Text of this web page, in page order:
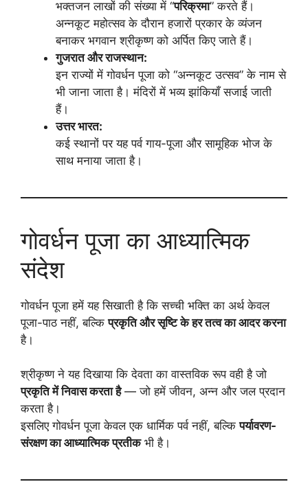
भक्तजन लाखों की संख्या में “परिक्रमा” करते हैं।
अन्नकूट महोत्सव के दौरान हजारों प्रकार के व्यंजन
बनाकर भगवान श्रीकृष्ण को अर्पित किए जाते हैं।
गुजरात और राजस्थान:
इन राज्यों में गोवर्धन पूजा को “अन्नकूट उत्सव” के नाम से
भी जाना जाता है। मंदिरों में भव्य झांकियाँ सजाई जाती
हैं।
उत्तर भारत:
कई स्थानों पर यह पर्व गाय-पूजा और सामूहिक भोज के
साथ मनाया जाता है।
गोवर्धन पूजा का आध्यात्मिक
संदेश
गोवर्धन पूजा हमें यह सिखाती है कि सच्ची भक्ति का अर्थ केवल
पूजा-पाठ नहीं, बल्किप्रकृति और सृष्टि के हर तत्व का आदर करना
है।
श्रीकृष्ण ने यह दिखाया कि देवता का वास्तविक रूप वही है जो
प्रकृति में निवास करता है— जो हमें जीवन, अन्न और जल प्रदान
करता है।
इसलिए गोवर्धन पूजा केवल एक धार्मिक पर्व नहीं, बल्किपर्यावरण-
संरक्षण का आध्यात्मिक प्रतीकभी है।